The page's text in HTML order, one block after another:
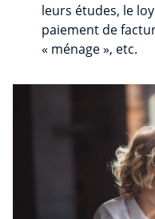
leurs études, le
paiement de
« ménage », etc.